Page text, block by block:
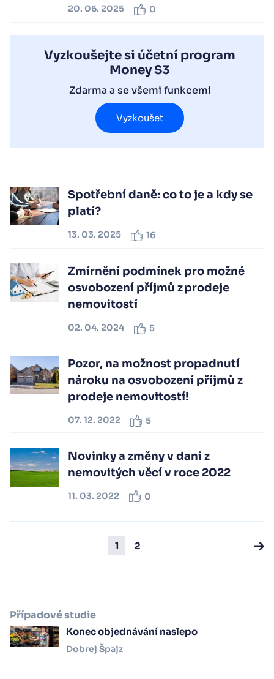
20. 06. 2025 0
Vyzkoušejte si účetní program
Money S3
Zdarma a se všemi funkcemi
Vyzkoušet
Spotřební daně: co to je a kdy se
platí?
13. 03. 2025 16
Zmírnění podmínek pro možné
osvobození příjmů z prodeje
nemovitostí
02. 04. 2024 5
Pozor, na možnost propadnutí
nároku na osvobození příjmů z
prodeje nemovitostí!
07. 12. 2022 5
Novinky a změny v dani z
nemovitých věcí v roce 2022
11. 03. 2022 0
1 2
Případové studie
Konec objednávání naslepo
Dobrej Špajz